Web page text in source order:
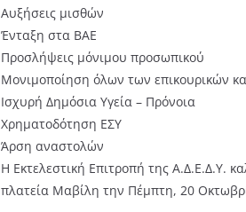
Αυξήσεις μισθών
Ένταξη στα ΒΑΕ
Προσλήψεις μόνιμου προσωπικού
Μονιμοποίηση όλων των επικουρικών
Ισχυρή Δημόσια Υγεία – Πρόνοια
Χρηματοδότηση ΕΣΥ
Άρση αναστολών
Η Εκτελεστική Επιτροπή της Α.Δ.Ε.Δ.Υ.
πλατεία Μαβίλη την Πέμπτη, 20